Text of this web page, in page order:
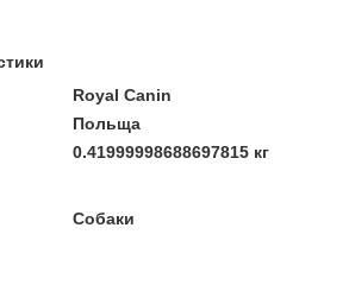
Royal Canin
Польща
0.41999998688697815 кг
Собаки